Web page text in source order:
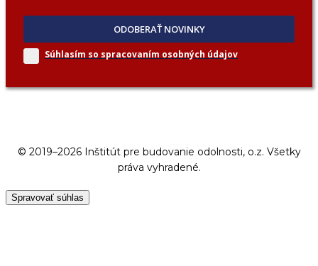
ODOBERAŤ NOVINKY
Súhlasím so spracovaním osobných údajov
© 2019–2026 Inštitút pre budovanie odolnosti, o.z. Všetky
práva vyhradené.
Spravovať súhlas